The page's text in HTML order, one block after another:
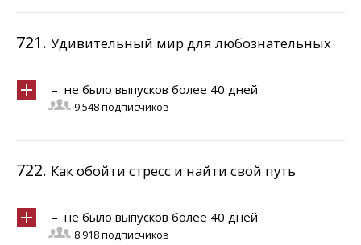
721. Удивительный мир для любознательных
– не было выпусков более 40 дней
9.548 подписчиков
722. Как обойти стресс и найти свой путь
– не было выпусков более 40 дней
8.918 подписчиков